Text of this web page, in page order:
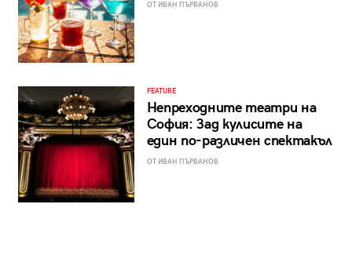
ОТ ИВАН ПЪРВАНОВ
FEATURE
Непреходните театри на
София: Зад кулисите на
един по-различен спектакъл
ОТ ИВАН ПЪРВАНОВ